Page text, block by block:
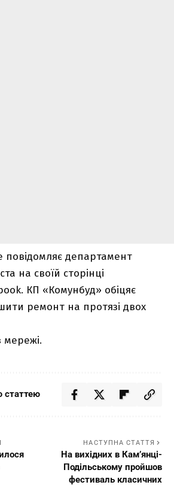
повідомляє департамент
на своїй сторінці
КП «Комунбуд» обіцяє
ремонт на протязі двох
мережі.
статтею
НАСТУПНА СТАТТЯ
На вихідних в Кам’янці-
Подільському пройшов
фестиваль класичних